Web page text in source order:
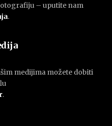
– uputite nam
.
medijima možete dobiti
.